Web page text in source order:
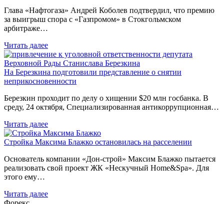
Глава «Нафтогаза» Андрей Коболев подтвердил, что премию
за выигрыш спора с «Газпромом» в Стокгольмском
арбитраже…
Читать далее
На Березкина подготовили представление о снятии
неприкосновенности
Березкин проходит по делу о хищении $20 млн госбанка. В
среду, 24 октября, Специализированная антикоррупционная…
Читать далее
Стройка Максима Блажко остановилась на расселении
Основатель компании «Дон-строй» Максим Блажко пытается
реализовать свой проект ЖК «Нескучный Home&Spa». Для
этого ему…
Читать далее